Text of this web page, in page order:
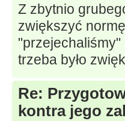
Z zbytnio
zwiększyć
trzeba było
Re:
kontra jego